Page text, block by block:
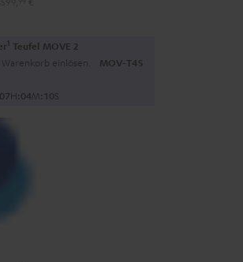
1 Teufel MOVE 2
einlösen. MOV-T4S
07H:04M:09S